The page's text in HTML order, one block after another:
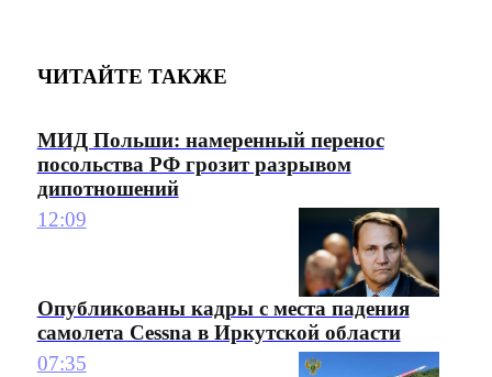
ЧИТАЙТЕ ТАКЖЕ
МИД Польши: намеренный перенос
посольства РФ грозит разрывом
дипотношений
12:09
Опубликованы кадры с места падения
самолета Cessna в Иркутской области
07:35